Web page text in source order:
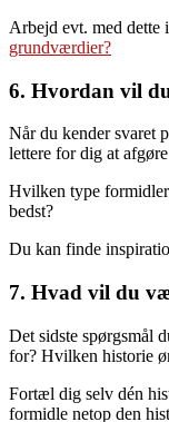
Arbejd evt. med dette
grundværdier?
6. Hvordan vil
Når du kender svaret
lettere for dig at
Hvilken type
bedst?
Du kan finde
7. Hvad vil du
Det sidste spørgsmål
for? Hvilken historie
Fortæl dig selv dén
formidle netop den